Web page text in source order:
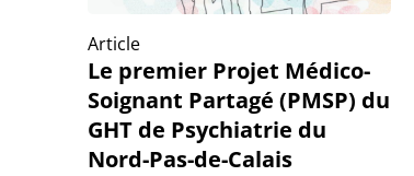
Article
Le premier Projet Médico-
Soignant Partagé (PMSP) du
GHT de Psychiatrie du
Nord-Pas-de-Calais